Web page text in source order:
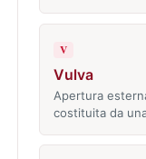
V
Vulva
Apertura
costituita da